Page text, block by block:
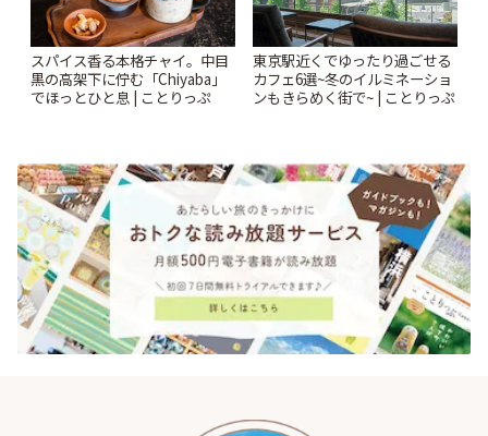
スパイス香る本格チャイ。中目
黒の高架下に佇む「Chiyaba」
でほっとひと息 | ことりっぷ
東京駅近くでゆったり過ごせる
カフェ6選~冬のイルミネーショ
ンもきらめく街で~ | ことりっぷ